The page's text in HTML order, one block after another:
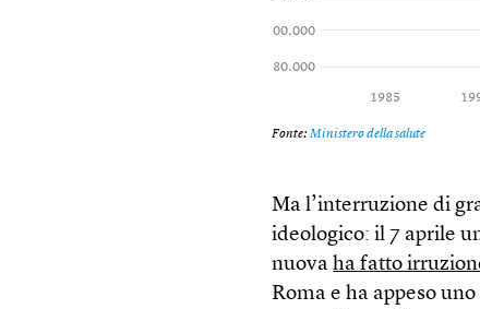
Ma l’interruzione di
ideologico: il 7 aprile
nuovaha fatto
Roma e ha appeso